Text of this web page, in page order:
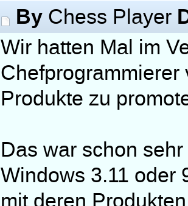
By Chess Player
Wir hatten Mal im
Produkte zu
Das war schon
Windows 3.11 oder